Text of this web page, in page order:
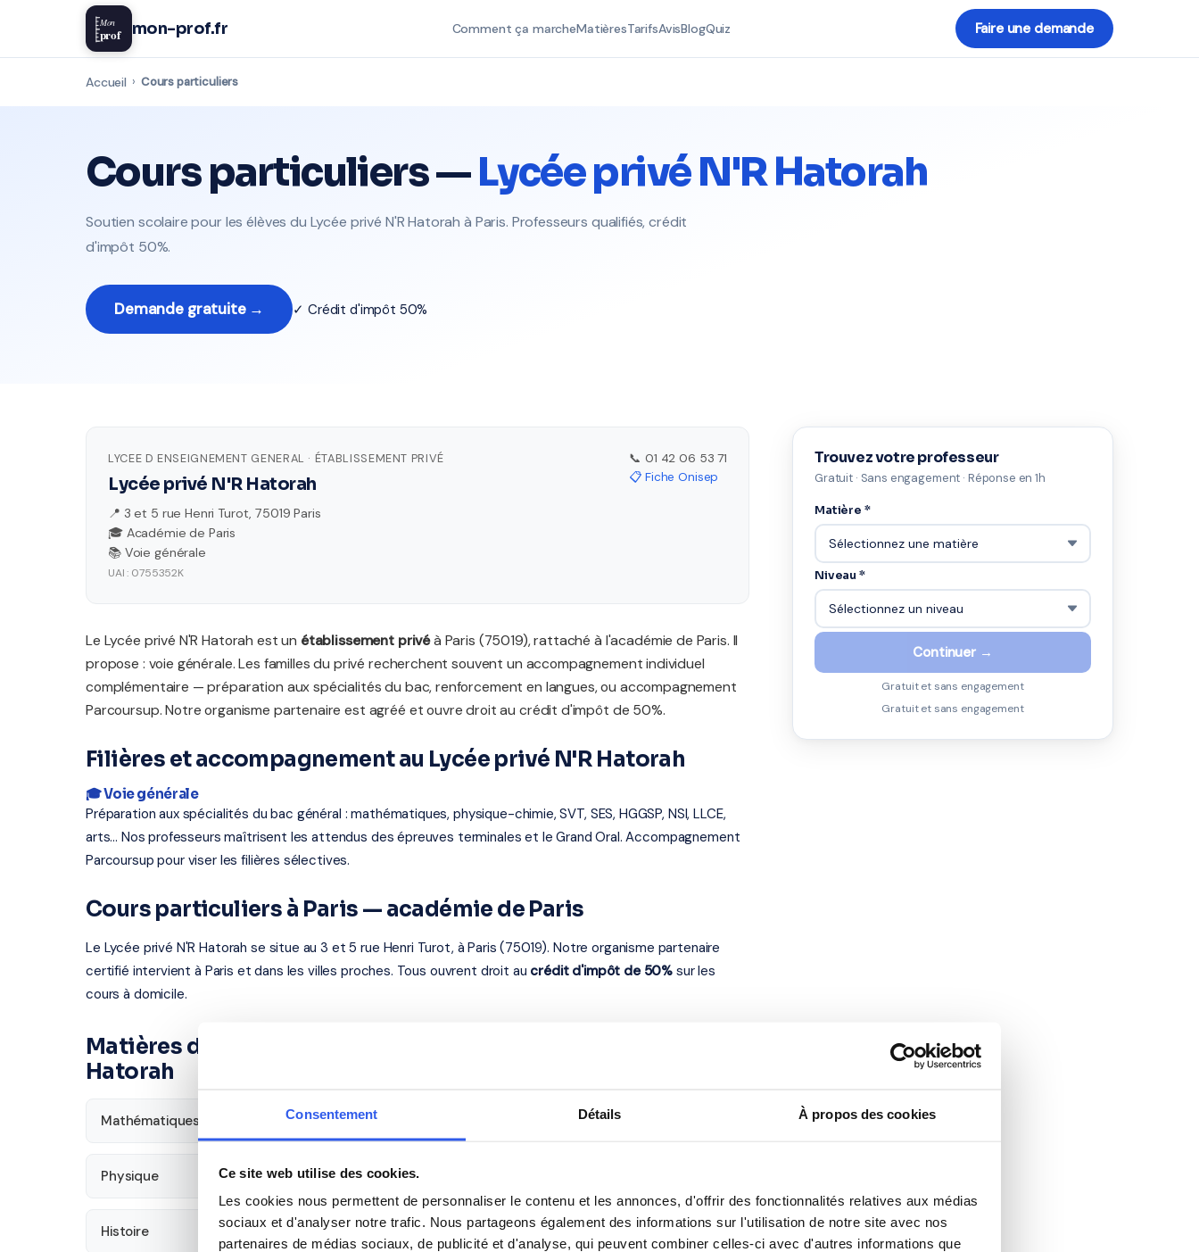
Consentement Détails À propos des cookies
Ce site web utilise des cookies.
Les cookies nous permettent de personnaliser le contenu et les annonces, d'offrir des fonctionnalités relatives aux médias
sociaux et d'analyser notre trafic. Nous partageons également des informations sur l'utilisation de notre site avec nos
partenaires de médias sociaux, de publicité et d'analyse, qui peuvent combiner celles-ci avec d'autres informations que
Mon
prof mon-prof.fr Comment ça marcheMatièresTarifsAvisBlogQuiz Faire une demande
Accueil › Cours particuliers
Cours particuliers —Lycée privé N'R Hatorah
Soutien scolaire pour les élèves du Lycée privé N'R Hatorah à Paris. Professeurs qualifiés, crédit
d'impôt 50%.
Demande gratuite → ✓ Crédit d'impôt 50%
LYCEE D ENSEIGNEMENT GENERAL · ÉTABLISSEMENT PRIVÉ
Lycée privé N'R Hatorah
📍 3 et 5 rue Henri Turot, 75019 Paris
🎓 Académie de Paris
📚 Voie générale
UAI : 0755352K
📞 01 42 06 53 71
📋 Fiche Onisep
Le Lycée privé N'R Hatorah est un établissement privéà Paris (75019), rattaché à l'académie de Paris. Il
propose : voie générale. Les familles du privé recherchent souvent un accompagnement individuel
complémentaire — préparation aux spécialités du bac, renforcement en langues, ou accompagnement
Parcoursup. Notre organisme partenaire est agréé et ouvre droit au crédit d'impôt de 50%.
Filières et accompagnement au Lycée privé N'R Hatorah
🎓 Voie générale
Préparation aux spécialités du bac général : mathématiques, physique-chimie, SVT, SES, HGGSP, NSI, LLCE,
arts... Nos professeurs maîtrisent les attendus des épreuves terminales et le Grand Oral. Accompagnement
Parcoursup pour viser les filières sélectives.
Cours particuliers à Paris — académie de Paris
Le Lycée privé N'R Hatorah se situe au 3 et 5 rue Henri Turot, à Paris (75019). Notre organisme partenaire
certifié intervient à Paris et dans les villes proches. Tous ouvrent droit au crédit d'impôt de 50% sur les
cours à domicile.
Matières disponibles pour les élèves du Lycée privé N'R
Hatorah
Mathématiques Français Anglais
Physique SVT
Histoire Économie Espagnol
Trouvez votre professeur
Gratuit · Sans engagement · Réponse en 1h
Matière *
Niveau *
Continuer →
Gratuit et sans engagement
Gratuit et sans engagement